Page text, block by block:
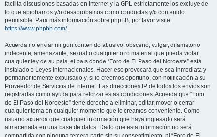
facilita discusiones basadas en Internet y la GPL estrictamente los excluye de
lo que aprobamos y/o desaprobamos como conductas y/o contenido
permisible. Para más información sobre phpBB, por favor visite:
https://www.phpbb.com/.
Acuerda no enviar ningun contenido abusivo, obsceno, vulgar, difamatorio,
indecente, amenazante, sexual o cualquier otro material que pueda violar
cualquier ley de su país, el país donde “Foro de El Paso del Noroeste” está
instalado o Leyes Internacionales. Hacer eso provocará que sea inmediata y
permanentemente expulsado y, si lo creemos oportuno, con notificación a su
Proveedor de Servicios de Internet. Las direcciones IP de todos los envíos son
registradas como ayuda para reforzar estas condiciones. Acuerda que “Foro
de El Paso del Noroeste” tiene derecho a eliminar, editar, mover o cerrar
cualquier tema en cualquier momento que lo creamos conveniente. Como
usuario acuerda que cualquier información que haya ingresado será
almacenada en una base de datos. Dado que esta información no será
compartida con ninguna tercera parte sin su consentimiento, ni “Foro de El